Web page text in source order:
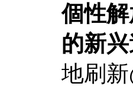
個性
的新兴
地刷新